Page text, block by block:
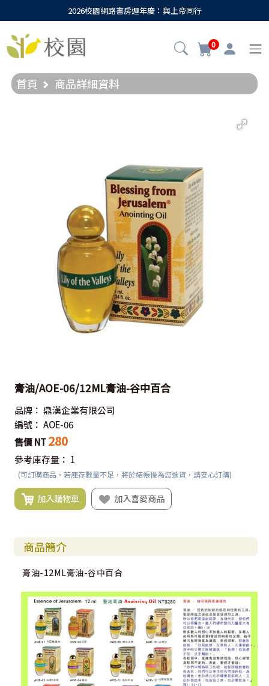
2026校園網路書房週年慶：與上帝同行
0
首頁 商品詳細資料
膏油/AOE-06/12ML膏油-谷中百合
品牌： 鼎漢企業有限公司
編號： AOE-06
售價 NT 280
參考庫存量： 1
(可訂購商品，若庫存數量不足，將於結帳後為您進貨，請安心訂購)
加入購物車 加入喜愛商品
商品簡介
膏油-12ML膏油-谷中百合